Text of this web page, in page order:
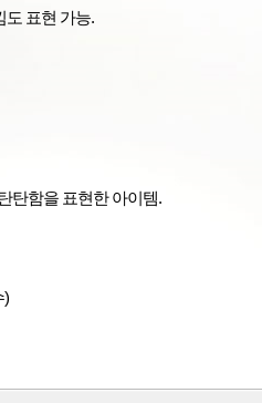
도 표현 가능.
탄함을 표현한 아이템.
)